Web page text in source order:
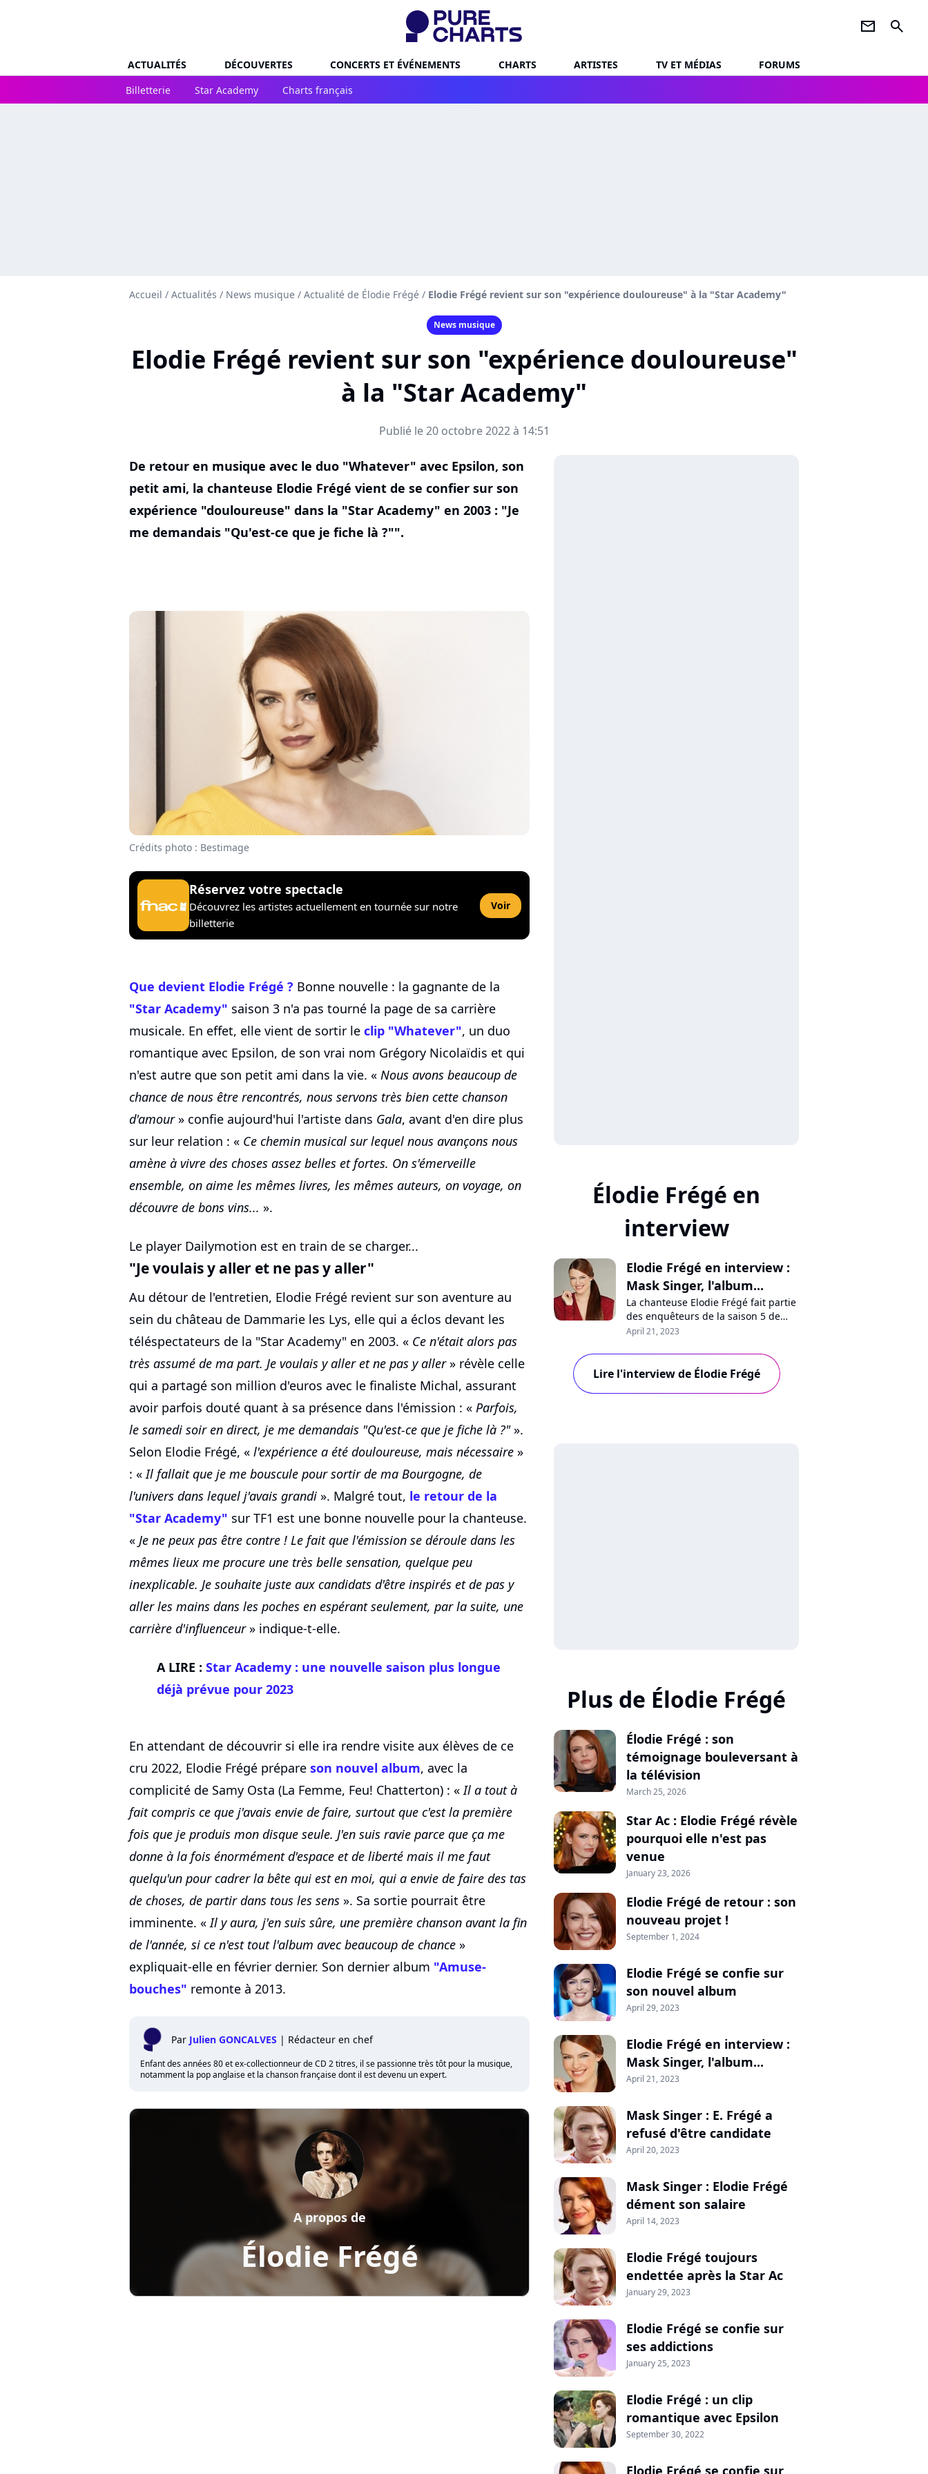
newsletter search
ACTUALITÉS DÉCOUVERTES CONCERTS ET ÉVÉNEMENTS CHARTS ARTISTES TV ET MÉDIAS
FORUMS
Billetterie
Star Academy Charts français
Accueil / Actualités / News musique / Actualité de Élodie Frégé / Elodie Frégé revient sur son "expérience douloureuse" à la "Star Academy"
News musique
Elodie Frégé revient sur son "expérience douloureuse"
à la "Star Academy"
Publié le 20 octobre 2022 à 14:51
De retour en musique avec le duo "Whatever" avec Epsilon, son
petit ami, la chanteuse Elodie Frégé vient de se confier sur son
expérience "douloureuse" dans la "Star Academy" en 2003 : "Je
me demandais "Qu'est-ce que je fiche là ?"".
Crédits photo : Bestimage
Réservez votre spectacle
Découvrez les artistes actuellement en tournée sur notre
billetterie
Voir
Que devient Elodie Frégé ? Bonne nouvelle : la gagnante de la
"Star Academy" saison 3 n'a pas tourné la page de sa carrière
musicale. En effet, elle vient de sortir le clip "Whatever", un duo
romantique avec Epsilon, de son vrai nom Grégory Nicolaïdis et qui
n'est autre que son petit ami dans la vie. « Nous avons beaucoup de
chance de nous être rencontrés, nous servons très bien cette chanson
d'amour» confie aujourd'hui l'artiste dans Gala, avant d'en dire plus
sur leur relation : « Ce chemin musical sur lequel nous avançons nous
amène à vivre des choses assez belles et fortes. On s'émerveille
ensemble, on aime les mêmes livres, les mêmes auteurs, on voyage, on
découvre de bons vins... ».
Le player Dailymotion est en train de se charger...
"Je voulais y aller et ne pas y aller"
Au détour de l'entretien, Elodie Frégé revient sur son aventure au
sein du château de Dammarie les Lys, elle qui a éclos devant les
téléspectateurs de la "Star Academy" en 2003. « Ce n'était alors pas
très assumé de ma part. Je voulais y aller et ne pas y aller» révèle celle
qui a partagé son million d'euros avec le finaliste Michal, assurant
avoir parfois douté quant à sa présence dans l'émission : « Parfois,
le samedi soir en direct, je me demandais "Qu'est-ce que je fiche là ?"».
Selon Elodie Frégé, « l'expérience a été douloureuse, mais nécessaire »
: «Il fallait que je me bouscule pour sortir de ma Bourgogne, de
l'univers dans lequel j'avais grandi ». Malgré tout, le retour de la
"Star Academy" sur TF1 est une bonne nouvelle pour la chanteuse.
« Je ne peux pas être contre ! Le fait que l'émission se déroule dans les
mêmes lieux me procure une très belle sensation, quelque peu
inexplicable. Je souhaite juste aux candidats d'être inspirés et de pas y
aller les mains dans les poches en espérant seulement, par la suite, une
carrière d'influenceur» indique-t-elle.
A LIRE : Star Academy : une nouvelle saison plus longue
déjà prévue pour 2023
En attendant de découvrir si elle ira rendre visite aux élèves de ce
cru 2022, Elodie Frégé prépare son nouvel album, avec la
complicité de Samy Osta (La Femme, Feu! Chatterton) : «Il a tout à
fait compris ce que j'avais envie de faire, surtout que c'est la première
fois que je produis mon disque seule. J'en suis ravie parce que ça me
donne à la fois énormément d'espace et de liberté mais il me faut
quelqu'un pour cadrer la bête qui est en moi, qui a envie de faire des tas
de choses, de partir dans tous les sens ». Sa sortie pourrait être
imminente. «Il y aura, j'en suis sûre, une première chanson avant la fin
de l'année, si ce n'est tout l'album avec beaucoup de chance »
expliquait-elle en février dernier. Son dernier album "Amuse-
bouches" remonte à 2013.
Par Julien GONCALVES | Rédacteur en chef
Enfant des années 80 et ex-collectionneur de CD 2 titres, il se passionne très tôt pour la musique,
notamment la pop anglaise et la chanson française dont il est devenu un expert.
Élodie Frégé
A propos de
Élodie Frégé en
interview
Elodie Frégé en interview :
Mask Singer, l'album...
La chanteuse Elodie Frégé fait partie
des enquêteurs de la saison 5 de
"Mask Singer" sur TF1. Elle se confie
quelques révélations sur les
costumes, réagit aux rumeurs sur
son salaire, et se confie sur son
April 21, 2023
Lire l'interview de Élodie Frégé
Plus de Élodie Frégé
Élodie Frégé : son
témoignage bouleversant à
la télévision
March 25, 2026
Star Ac : Elodie Frégé révèle
pourquoi elle n'est pas
venue
January 23, 2026
Elodie Frégé de retour : son
nouveau projet !
September 1, 2024
Elodie Frégé se confie sur
son nouvel album
April 29, 2023
Elodie Frégé en interview :
Mask Singer, l'album...
April 21, 2023
Mask Singer : E. Frégé a
refusé d'être candidate
April 20, 2023
Mask Singer : Elodie Frégé
dément son salaire
April 14, 2023
Elodie Frégé toujours
endettée après la Star Ac
January 29, 2023
Elodie Frégé se confie sur
ses addictions
January 25, 2023
Elodie Frégé : un clip
romantique avec Epsilon
September 30, 2022
Elodie Frégé se confie sur